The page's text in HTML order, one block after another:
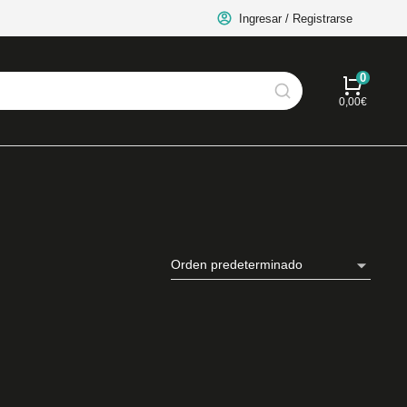
Ingresar / Registrarse
0,00€